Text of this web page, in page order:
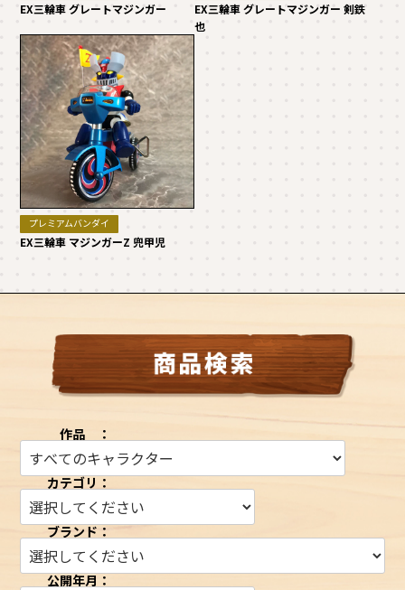
EX三輪車 グレートマジンガー
EX三輪車 グレートマジンガー 剣鉄
也
プレミアムバンダイ
EX三輪車 マジンガーZ 兜甲児
作品 ：
カテゴリ：
ブランド：
公開年月：